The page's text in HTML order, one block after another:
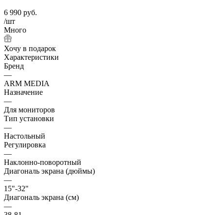
6 990 руб.
/шт
Много
Хочу в подарок
Характеристики
Бренд
—
ARM MEDIA
Назначение
—
Для мониторов
Тип установки
—
Настольный
Регулировка
—
Наклонно-поворотный
Диагональ экрана (дюймы)
—
15"-32"
Диагональ экрана (см)
—